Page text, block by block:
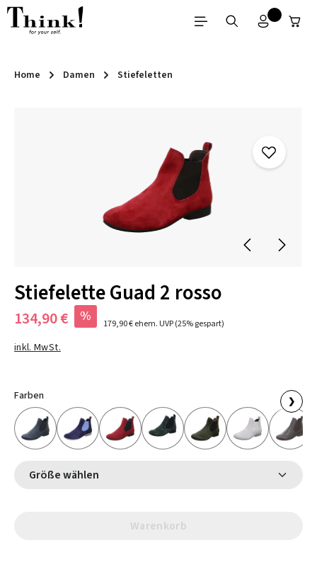
Zum Hauptinhalt springen
Home Damen Stiefeletten
Stiefelette Guad 2 rosso
134,90 € % 179,90 €ehem. UVP(25% gespart)
inkl. MwSt.
Farben ❯
Größe wählen
Warenkorb